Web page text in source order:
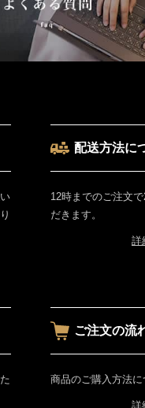
配送方法に
12時までのご注文
だきます。
詳
ご注文の流
商品のご購入方法に
詳